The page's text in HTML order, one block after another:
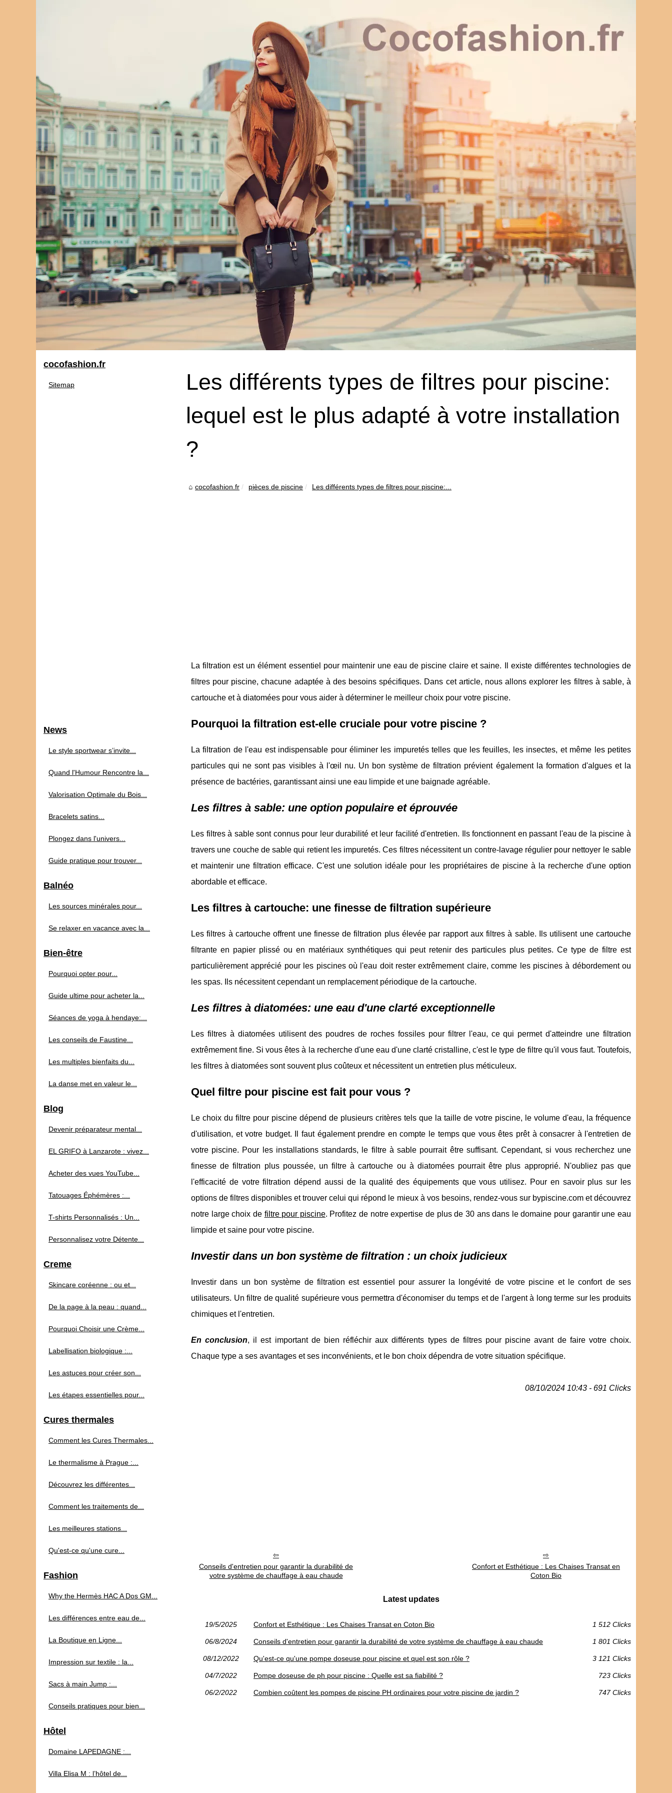
Les différents types de filtres pour piscine:
lequel est le plus adapté à votre installation
?
cocofashion.fr pièces de piscine Les différents types de filtres pour piscine:...
La filtration est un élément essentiel pour maintenir une eau de piscine claire et saine. Il existe différentes technologies de
filtres pour piscine, chacune adaptée à des besoins spécifiques. Dans cet article, nous allons explorer les filtres à sable, à
cartouche et à diatomées pour vous aider à déterminer le meilleur choix pour votre piscine.
Pourquoi la filtration est-elle cruciale pour votre piscine ?
La filtration de l'eau est indispensable pour éliminer les impuretés telles que les feuilles, les insectes, et même les petites
particules qui ne sont pas visibles à l'œil nu. Un bon système de filtration prévient également la formation d'algues et la
présence de bactéries, garantissant ainsi une eau limpide et une baignade agréable.
Les filtres à sable: une option populaire et éprouvée
Les filtres à sable sont connus pour leur durabilité et leur facilité d'entretien. Ils fonctionnent en passant l'eau de la piscine à
travers une couche de sable qui retient les impuretés. Ces filtres nécessitent un contre-lavage régulier pour nettoyer le sable
et maintenir une filtration efficace. C'est une solution idéale pour les propriétaires de piscine à la recherche d'une option
abordable et efficace.
Les filtres à cartouche: une finesse de filtration supérieure
Les filtres à cartouche offrent une finesse de filtration plus élevée par rapport aux filtres à sable. Ils utilisent une cartouche
filtrante en papier plissé ou en matériaux synthétiques qui peut retenir des particules plus petites. Ce type de filtre est
particulièrement apprécié pour les piscines où l'eau doit rester extrêmement claire, comme les piscines à débordement ou
les spas. Ils nécessitent cependant un remplacement périodique de la cartouche.
Les filtres à diatomées: une eau d'une clarté exceptionnelle
Les filtres à diatomées utilisent des poudres de roches fossiles pour filtrer l'eau, ce qui permet d'atteindre une filtration
extrêmement fine. Si vous êtes à la recherche d'une eau d'une clarté cristalline, c'est le type de filtre qu'il vous faut. Toutefois,
les filtres à diatomées sont souvent plus coûteux et nécessitent un entretien plus méticuleux.
Quel filtre pour piscine est fait pour vous ?
Le choix du filtre pour piscine dépend de plusieurs critères tels que la taille de votre piscine, le volume d'eau, la fréquence
d'utilisation, et votre budget. Il faut également prendre en compte le temps que vous êtes prêt à consacrer à l'entretien de
votre piscine. Pour les installations standards, le filtre à sable pourrait être suffisant. Cependant, si vous recherchez une
finesse de filtration plus poussée, un filtre à cartouche ou à diatomées pourrait être plus approprié. N'oubliez pas que
l'efficacité de votre filtration dépend aussi de la qualité des équipements que vous utilisez. Pour en savoir plus sur les
options de filtres disponibles et trouver celui qui répond le mieux à vos besoins, rendez-vous sur bypiscine.com et découvrez
notre large choix de filtre pour piscine. Profitez de notre expertise de plus de 30 ans dans le domaine pour garantir une eau
limpide et saine pour votre piscine.
Investir dans un bon système de filtration : un choix judicieux
Investir dans un bon système de filtration est essentiel pour assurer la longévité de votre piscine et le confort de ses
utilisateurs. Un filtre de qualité supérieure vous permettra d'économiser du temps et de l'argent à long terme sur les produits
chimiques et l'entretien.
En conclusion, il est important de bien réfléchir aux différents types de filtres pour piscine avant de faire votre choix.
Chaque type a ses avantages et ses inconvénients, et le bon choix dépendra de votre situation spécifique.
08/10/2024 10:43 - 691 Clicks
Conseils d'entretien pour garantir la durabilité de
votre système de chauffage à eau chaude
Confort et Esthétique : Les Chaises Transat en
Coton Bio
Latest updates
19/5/2025 Confort et Esthétique : Les Chaises Transat en Coton Bio 1 512 Clicks
06/8/2024 Conseils d'entretien pour garantir la durabilité de votre système de chauffage à eau chaude 1 801 Clicks
08/12/2022 Qu'est-ce qu'une pompe doseuse pour piscine et quel est son rôle ? 3 121 Clicks
04/7/2022 Pompe doseuse de ph pour piscine : Quelle est sa fiabilité ? 723 Clicks
06/2/2022 Combien coûtent les pompes de piscine PH ordinaires pour votre piscine de jardin ? 747 Clicks
cocofashion.fr
Sitemap
News
Le style sportwear s’invite...
Quand l'Humour Rencontre la...
Valorisation Optimale du Bois...
Bracelets satins...
Plongez dans l'univers...
Guide pratique pour trouver...
Balnéo
Les sources minérales pour...
Se relaxer en vacance avec la...
Bien-être
Pourquoi opter pour...
Guide ultime pour acheter la...
Séances de yoga à hendaye:...
Les conseils de Faustine...
Les multiples bienfaits du...
La danse met en valeur le...
Blog
Devenir préparateur mental...
EL GRIFO à Lanzarote : vivez...
Acheter des vues YouTube...
Tatouages Éphémères :...
T-shirts Personnalisés : Un...
Personnalisez votre Détente...
Creme
Skincare coréenne : ou et...
De la page à la peau : quand...
Pourquoi Choisir une Crème...
Labellisation biologique :...
Les astuces pour créer son...
Les étapes essentielles pour...
Cures thermales
Comment les Cures Thermales...
Le thermalisme à Prague :...
Découvrez les différentes...
Comment les traitements de...
Les meilleures stations...
Qu'est-ce qu'une cure...
Fashion
Why the Hermès HAC A Dos GM...
Les différences entre eau de...
La Boutique en Ligne...
Impression sur textile : la...
Sacs à main Jump :...
Conseils pratiques pour bien...
Hôtel
Domaine LAPEDAGNE :...
Villa Elisa M : l’hôtel de...